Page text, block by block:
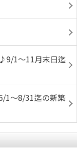
1～11月末日迄
1～8/31迄の新築